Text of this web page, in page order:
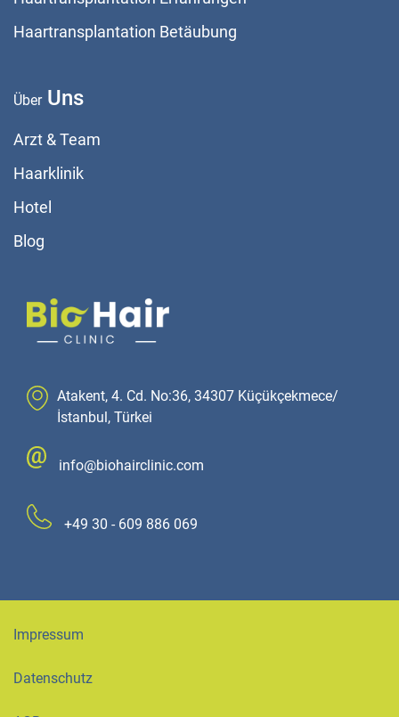
Haartransplantation Betäubung
ÜberUns
Arzt & Team
Haarklinik
Hotel
Blog
Atakent, 4. Cd. No:36, 34307 Küçükçekmece/
İstanbul, Türkei
info@biohairclinic.com
+49 30 - 609 886 069
Impressum
Datenschutz